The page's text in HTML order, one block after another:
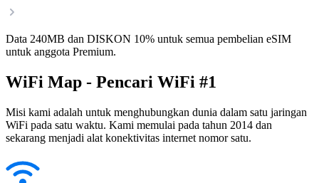
Data 240MB dan DISKON 10% untuk semua pembelian eSIM
untuk anggota Premium.
WiFi Map - Pencari WiFi #1
Misi kami adalah untuk menghubungkan dunia dalam satu jaringan
WiFi pada satu waktu. Kami memulai pada tahun 2014 dan
sekarang menjadi alat konektivitas internet nomor satu.